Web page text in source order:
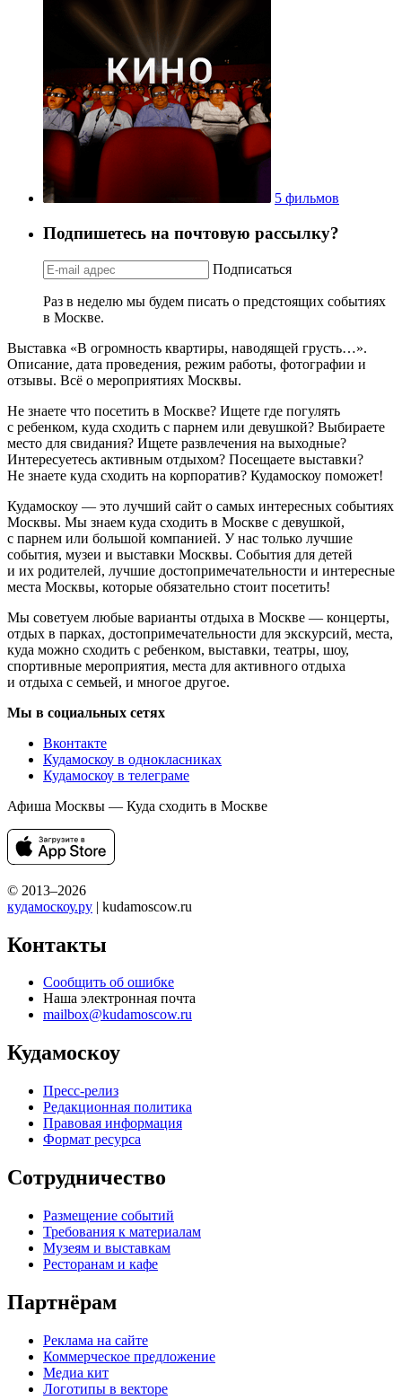
5 фильмов
Подпишетесь на почтовую рассылку?
Подписаться
Раз в неделю мы будем писать о предстоящих событиях
в Москве.
Выставка «В огромность квартиры, наводящей грусть…».
Описание, дата проведения, режим работы, фотографии и
отзывы. Всё о мероприятиях Москвы.
Не знаете что посетить в Москве? Ищете где погулять
с ребенком, куда сходить с парнем или девушкой? Выбираете
место для свидания? Ищете развлечения на выходные?
Интересуетесь активным отдыхом? Посещаете выставки?
Не знаете куда сходить на корпоратив? Кудамоскоу поможет!
Кудамоскоу — это лучший сайт о самых интересных событиях
Москвы. Мы знаем куда сходить в Москве с девушкой,
с парнем или большой компанией. У нас только лучшие
события, музеи и выставки Москвы. События для детей
и их родителей, лучшие достопримечательности и интересные
места Москвы, которые обязательно стоит посетить!
Мы советуем любые варианты отдыха в Москве — концерты,
отдых в парках, достопримечательности для экскурсий, места,
куда можно сходить с ребенком, выставки, театры, шоу,
спортивные мероприятия, места для активного отдыха
и отдыха с семьей, и многое другое.
Мы в социальных сетях
Вконтакте
Кудамоскоу в однокласниках
Кудамоскоу в телеграме
Афиша Москвы — Куда сходить в Москве
© 2013–2026
кудамоскоу.ру | kudamoscow.ru
Контакты
Сообщить об ошибке
Наша электронная почта
mailbox@kudamoscow.ru
Кудамоскоу
Пресс-релиз
Редакционная политика
Правовая информация
Формат ресурса
Сотрудничество
Размещение событий
Требования к материалам
Музеям и выставкам
Ресторанам и кафе
Партнёрам
Реклама на сайте
Коммерческое предложение
Медиа кит
Логотипы в векторе